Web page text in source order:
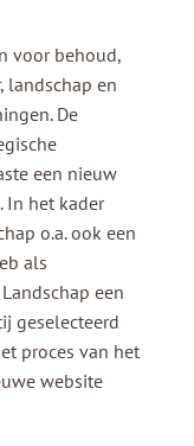
voor behoud,
landschap en
De
een nieuw
In het kader
o.a. ook een
als
een
geselecteerd
proces van het
website